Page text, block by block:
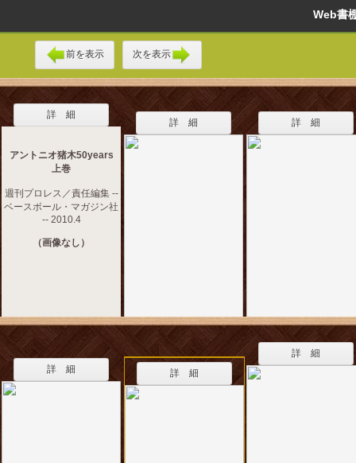
Web
前を表示 次を表示
詳 細
アントニオ猪木50years
上巻
週刊プロレス／責任編集 --
ベースボール・マガジン社
-- 2010.4
（画像なし）
詳 細 詳 細
詳 細 詳 細
詳 細